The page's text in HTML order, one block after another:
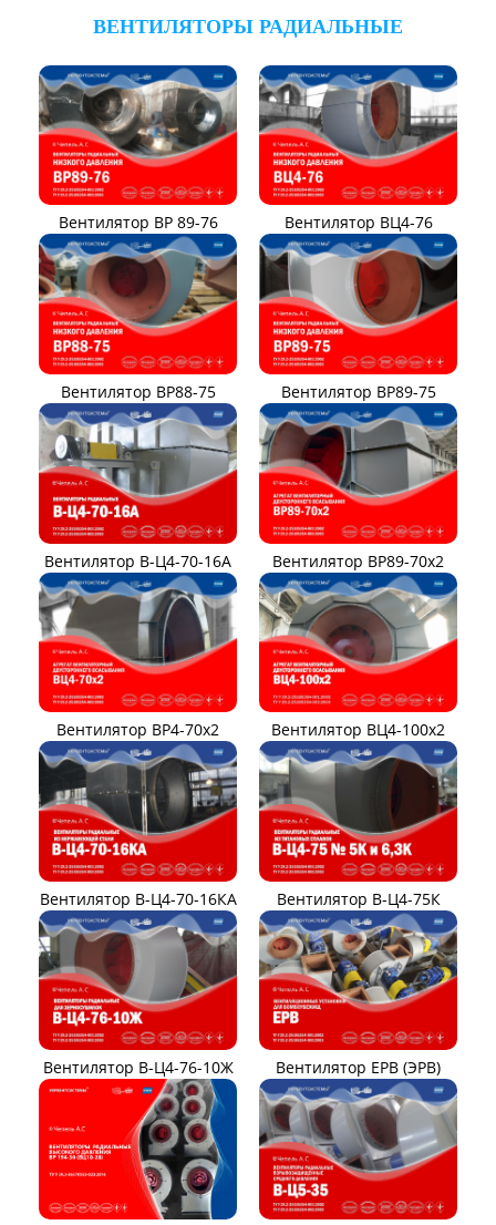
ВЕНТИЛЯТОРЫ РАДИАЛЬНЫЕ
Вентилятор ВР 89-76 Вентилятор ВЦ4-76
Вентилятор ВР88-75 Вентилятор ВР89-75
Вентилятор В-Ц4-70-16А Вентилятор ВР89-70x2
Вентилятор ВР4-70x2 Вентилятор ВЦ4-100х2
Вентилятор В-Ц4-70-16КА Вентилятор В-Ц4-75К
Вентилятор В-Ц4-76-10Ж Вентилятор ЕРВ (ЭРВ)